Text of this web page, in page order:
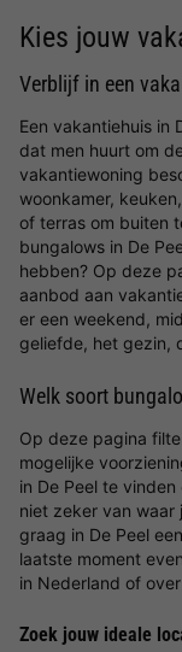
Kies jouw
Verblijf in een
Een vakantiehuis in
dat men huurt om
vakantiewoning
woonkamer,
of terras om buiten
bungalows in De
hebben? Op deze
aanbod aan
er een weekend,
geliefde, het gezin,
Welk soort
Op deze pagina
mogelijke
in De Peel te
niet zeker van waar
graag in De Peel
laatste moment
in Nederland of
Zoek jouw ideale